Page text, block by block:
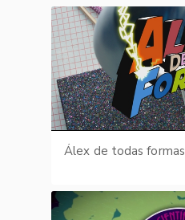
Álex de todas formas